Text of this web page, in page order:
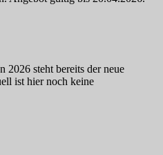
2026 steht bereits der neue
ist hier noch keine